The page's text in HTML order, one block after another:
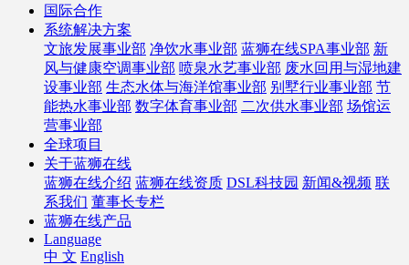
国际合作
系统解决方案
文旅发展事业部 净饮水事业部 蓝狮在线SPA事业部 新
风与健康空调事业部 喷泉水艺事业部 废水回用与湿地建
设事业部 生态水体与海洋馆事业部 别墅行业事业部 节
能热水事业部 数字体育事业部 二次供水事业部 场馆运
营事业部
全球项目
关于蓝狮在线
蓝狮在线介绍 蓝狮在线资质 DSL科技园 新闻&视频 联
系我们 董事长专栏
蓝狮在线产品
Language
中 文 English